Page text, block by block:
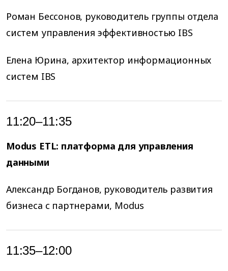
Роман Бессонов, руководитель группы отдела
систем управления эффективностью IBS
Елена Юрина, архитектор информационных
систем IBS
11:20–11:35
Modus ETL: платформа для управления
данными
Александр Богданов, руководитель развития
бизнеса с партнерами, Modus
11:35–12:00